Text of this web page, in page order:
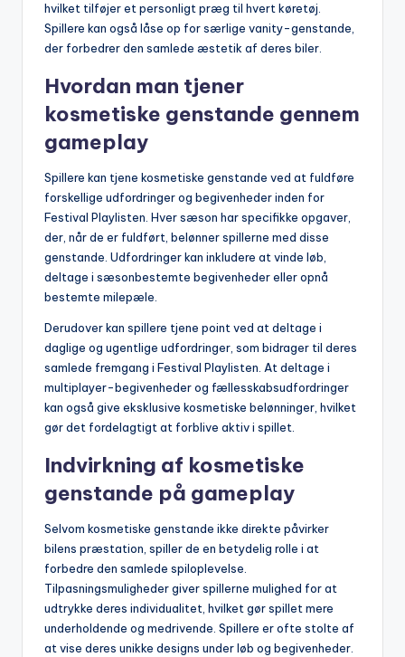
hvilket tilføjer et personligt præg til hvert køretøj.
Spillere kan også låse op for særlige vanity-genstande,
der forbedrer den samlede æstetik af deres biler.
Hvordan man tjener
kosmetiske genstande gennem
gameplay
Spillere kan tjene kosmetiske genstande ved at fuldføre
forskellige udfordringer og begivenheder inden for
Festival Playlisten. Hver sæson har specifikke opgaver,
der, når de er fuldført, belønner spillerne med disse
genstande. Udfordringer kan inkludere at vinde løb,
deltage i sæsonbestemte begivenheder eller opnå
bestemte milepæle.
Derudover kan spillere tjene point ved at deltage i
daglige og ugentlige udfordringer, som bidrager til deres
samlede fremgang i Festival Playlisten. At deltage i
multiplayer-begivenheder og fællesskabsudfordringer
kan også give eksklusive kosmetiske belønninger, hvilket
gør det fordelagtigt at forblive aktiv i spillet.
Indvirkning af kosmetiske
genstande på gameplay
Selvom kosmetiske genstande ikke direkte påvirker
bilens præstation, spiller de en betydelig rolle i at
forbedre den samlede spiloplevelse.
Tilpasningsmuligheder giver spillerne mulighed for at
udtrykke deres individualitet, hvilket gør spillet mere
underholdende og medrivende. Spillere er ofte stolte af
at vise deres unikke designs under løb og begivenheder.